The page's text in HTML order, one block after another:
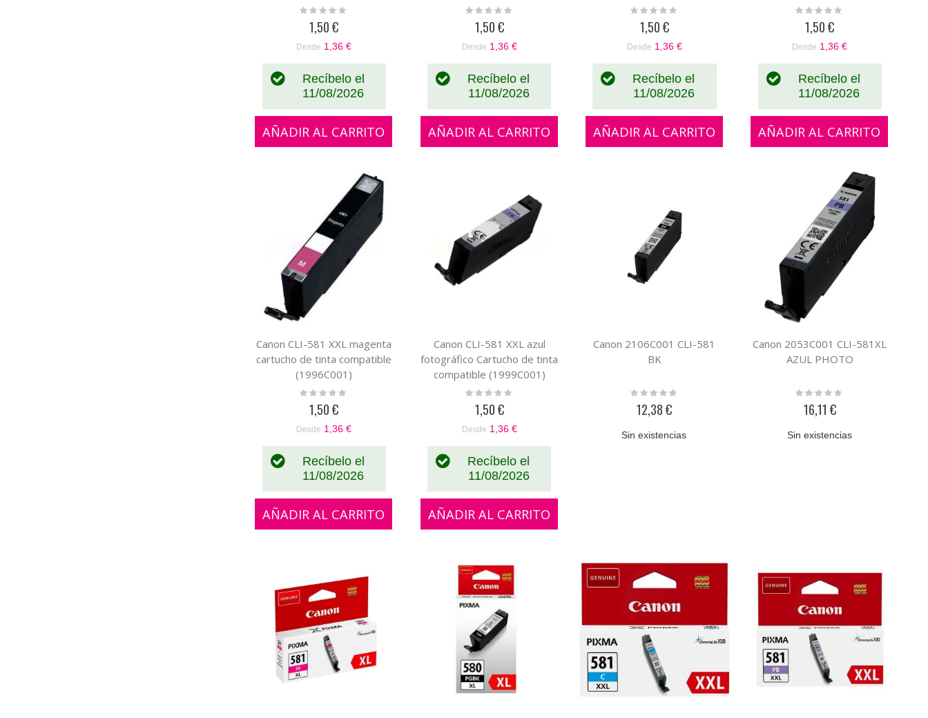
Rating:
1,50 €
Desde 1,36 €
Recíbelo el
11/08/2026
AÑADIR AL CARRITO
Rating:
1,50 €
Desde 1,36 €
Recíbelo el
11/08/2026
AÑADIR AL CARRITO
Rating:
1,50 €
Desde 1,36 €
Recíbelo el
11/08/2026
AÑADIR AL CARRITO
Rating:
1,50 €
Desde 1,36 €
Recíbelo el
11/08/2026
AÑADIR AL CARRITO
Canon CLI-581 XXL magenta
cartucho de tinta compatible
(1996C001)
Rating:
1,50 €
Desde 1,36 €
Recíbelo el
11/08/2026
AÑADIR AL CARRITO
Canon CLI-581 XXL azul
fotográfico Cartucho de tinta
compatible (1999C001)
Rating:
1,50 €
Desde 1,36 €
Recíbelo el
11/08/2026
AÑADIR AL CARRITO
Canon 2106C001 CLI-581
BK
Rating:
12,38 €
Sin existencias
Canon 2053C001 CLI-581XL
AZUL PHOTO
Rating:
16,11 €
Sin existencias